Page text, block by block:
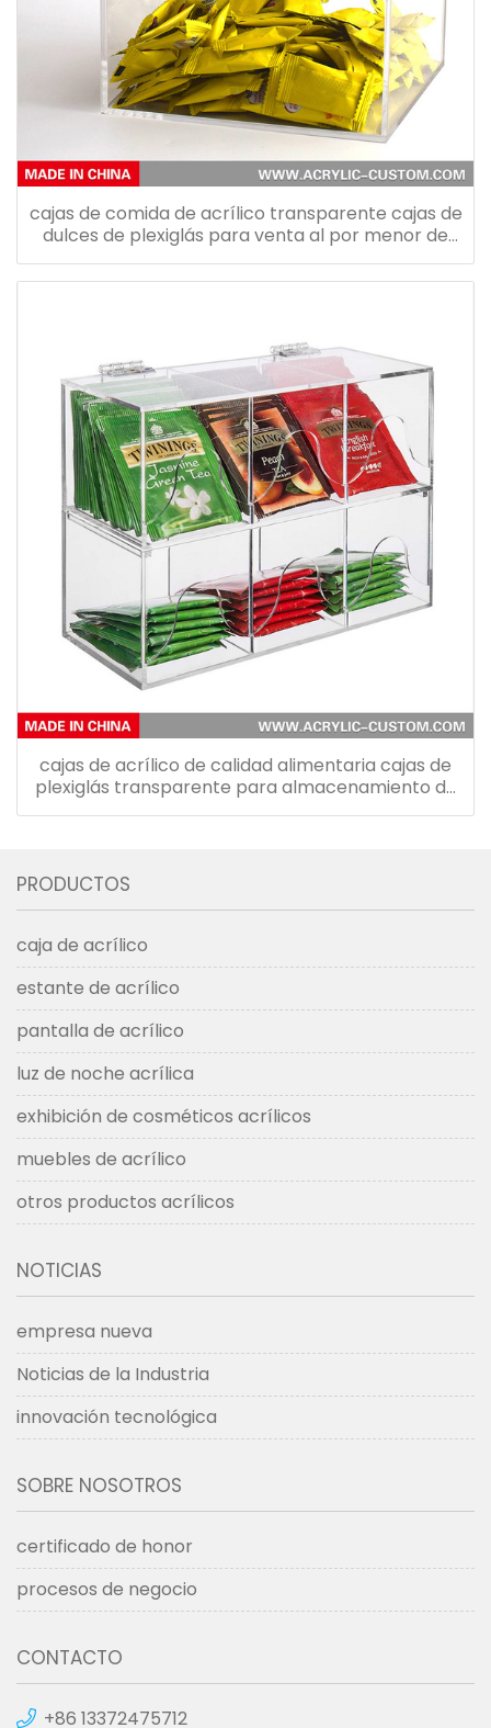
cajas de comida de acrílico transparente cajas de
dulces de plexiglás para venta al por menor de
mostrador
cajas de acrílico de calidad alimentaria cajas de
plexiglás transparente para almacenamiento de
bolsas de café
PRODUCTOS
caja de acrílico
estante de acrílico
pantalla de acrílico
luz de noche acrílica
exhibición de cosméticos acrílicos
muebles de acrílico
otros productos acrílicos
NOTICIAS
empresa nueva
Noticias de la Industria
innovación tecnológica
SOBRE NOSOTROS
certificado de honor
procesos de negocio
CONTACTO
+86 13372475712